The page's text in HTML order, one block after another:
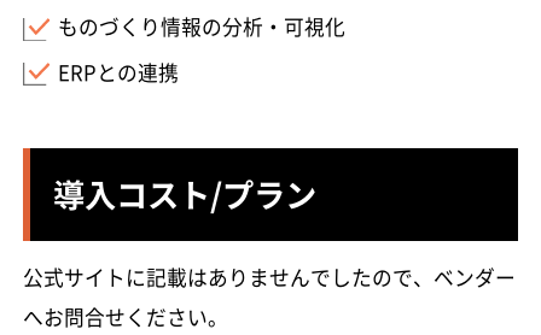
ものづくり情報の分析・可視化
ERPとの連携
導入コスト/プラン
公式サイトに記載はありませんでしたので、ベンダー
へお問合せください。